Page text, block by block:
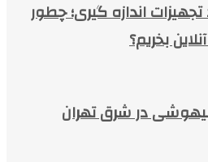
اندازه گیری؛ چطور
بخریم؟
در شرق تهران